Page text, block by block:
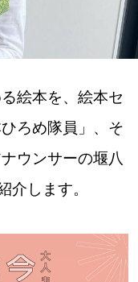
絵本を、絵本セ
ろめ隊員」、そ
ウンサーの堰八
介します。